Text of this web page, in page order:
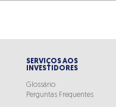
SERVIÇOS AOS
INVESTIDORES
Glossário
Perguntas Frequentes